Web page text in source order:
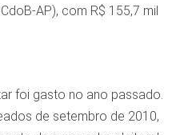
AP), com R$ 155,7 mil
foi gasto no ano passado.
de setembro de 2010,